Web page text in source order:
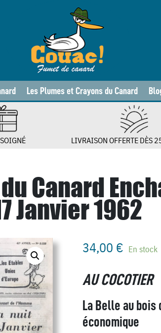
Les Plumes et Crayons du Canard
LIVRAISON OFFERTE DÈS
du Canard
Janvier 1962
34,00 € En stock
AU COCOTIER
La Belle au
économique